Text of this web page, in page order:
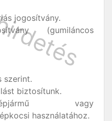
jogosítvány.
(gumiláncos
szerint.
biztosítunk.
vagy
használatához.